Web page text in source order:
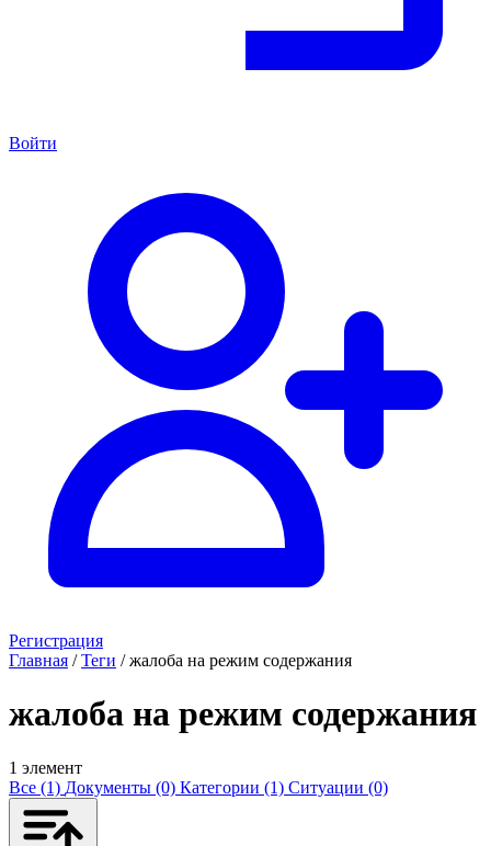
Войти
Регистрация
Главная / Теги / жалоба на режим содержания
жалоба на режим содержания
1 элемент
Все (1) Документы (0) Категории (1) Ситуации (0)